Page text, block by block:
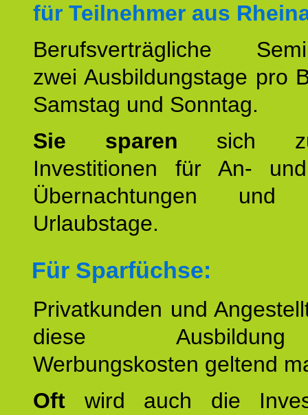
für Teilnehmer aus
Berufsverträgliche
zwei Ausbildungstage pro
Samstag und Sonntag.
Sie sparen sich
Investitionen für An-
Übernachtungen und
Urlaubstage.
Für Sparfüchse:
Privatkunden und
diese
Werbungskosten geltend
Oft wird auch die